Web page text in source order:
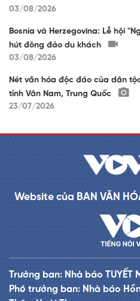
03/08/2026
Bosnia và Herzegovina: Lễ hội
hút đông đảo du khách
03/08/2026
Nét văn hóa độc đáo của dân
tỉnh Vân Nam, Trung Quốc
23/07/2026
Website của BAN VĂN
Trưởng ban: Nhà báo TUYẾT
Phó trưởng ban: Nhà báo